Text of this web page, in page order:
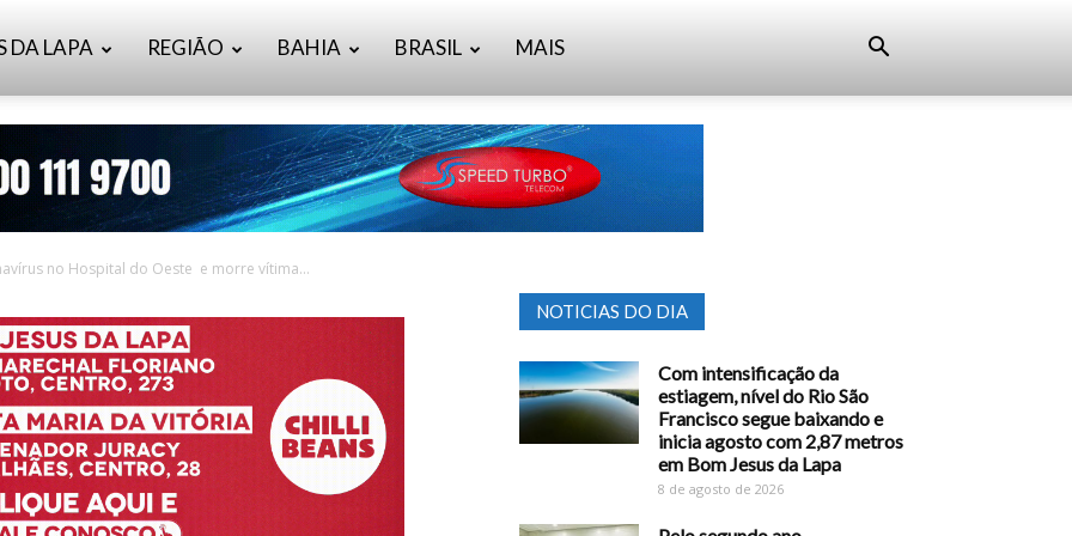
DA LAPA REGIÃO BAHIA BRASIL MAIS
no Hospital do Oeste e morre vítima...
NOTICIAS DO DIA
Com intensificação da
estiagem, nível do Rio São
Francisco segue baixando e
inicia agosto com 2,87 metros
em Bom Jesus da Lapa
8 de agosto de 2026